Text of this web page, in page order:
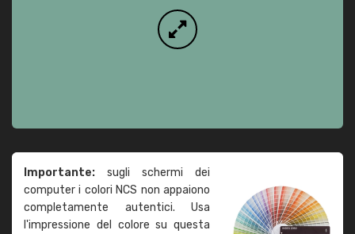
Importante: sugli schermi dei
computer i colori NCS non appaiono
completamente autentici. Usa
l'impressione del colore su questa